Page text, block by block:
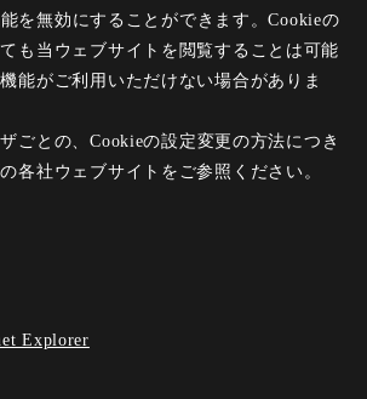
を無効にすることができます。Cookieの
も当ウェブサイトを閲覧することは可能
能がご利用いただけない場合がありま
ごとの、Cookieの設定変更の方法につき
各社ウェブサイトをご参照ください。
Explorer